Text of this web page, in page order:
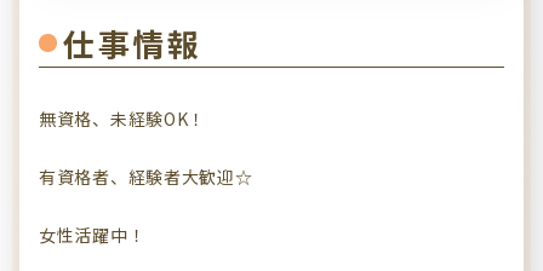
仕事情報
無資格、未経験OK！
有資格者、経験者大歓迎☆
女性活躍中！